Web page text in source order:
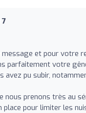
message et pour votre
parfaitement votre
avez pu subir,
nous prenons très au
place pour limiter les